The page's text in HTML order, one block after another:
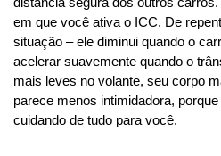
em que você ativa o ICC. De
situação – ele diminui quando o
acelerar suavemente quando o
mais leves no volante, seu corpo
parece menos intimidadora,
cuidando de tudo para você.